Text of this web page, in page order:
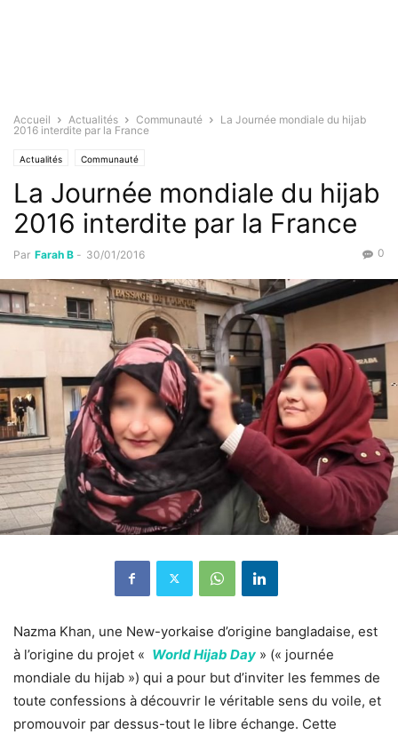
Accueil Actualités Communauté
La Journée mondiale du hijab
2016 interdite par la France
Actualités Communauté
La Journée mondiale du hijab
2016 interdite par la France
Par Farah B - 30/01/2016 0
Nazma Khan, une New-yorkaise d’origine bangladaise, est
à l’origine du projet « World Hijab Day » (« journée
mondiale du hijab ») qui a pour but d’inviter les femmes de
toute confessions à découvrir le véritable sens du voile, et
promouvoir par dessus-tout le libre échange. Cette